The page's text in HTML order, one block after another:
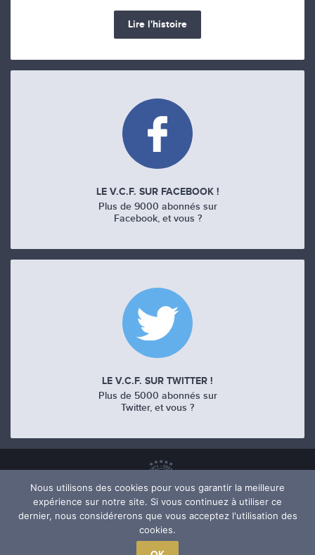
Lire l'histoire
LE V.C.F. SUR FACEBOOK !
Plus de 9000 abonnés sur
Facebook, et vous ?
LE V.C.F. SUR TWITTER !
Plus de 5000 abonnés sur
Twitter, et vous ?
Nous utilisons des cookies pour vous garantir la meilleure
expérience sur notre site. Si vous continuez à utiliser ce
dernier, nous considérerons que vous acceptez l'utilisation des
cookies.